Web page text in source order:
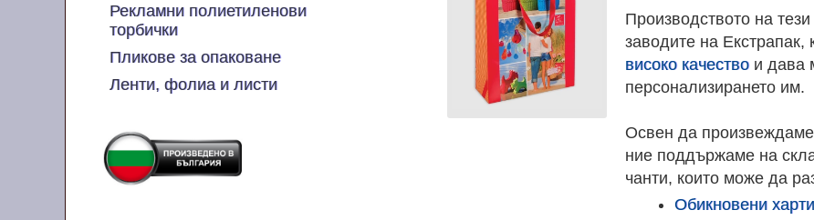
Рекламни полиетиленови
торбички
Пликове за опаковане
Ленти, фолиа и листи
Производството на
заводите на Екстрапак,
високо качество и дава
персонализирането им.
Освен да
ние поддържаме на
чанти, които може да
Обикновени